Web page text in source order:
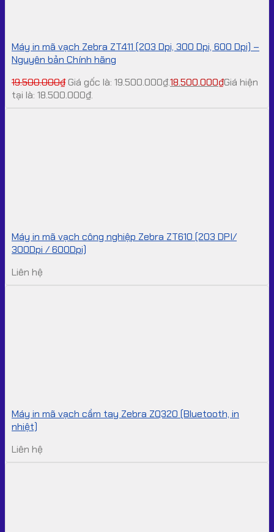
Máy in mã vạch Zebra ZT411 (203 Dpi, 300 Dpi, 600 Dpi) –
Nguyên bản Chính hãng
19.500.000₫Giá gốc là: 19.500.000₫.18.500.000₫Giá hiện
tại là: 18.500.000₫.
Máy in mã vạch công nghiệp Zebra ZT610 (203 DPI/
300Dpi / 600Dpi)
Liên hệ
Máy in mã vạch cầm tay Zebra ZQ320 (Bluetooth, in
nhiệt)
Liên hệ